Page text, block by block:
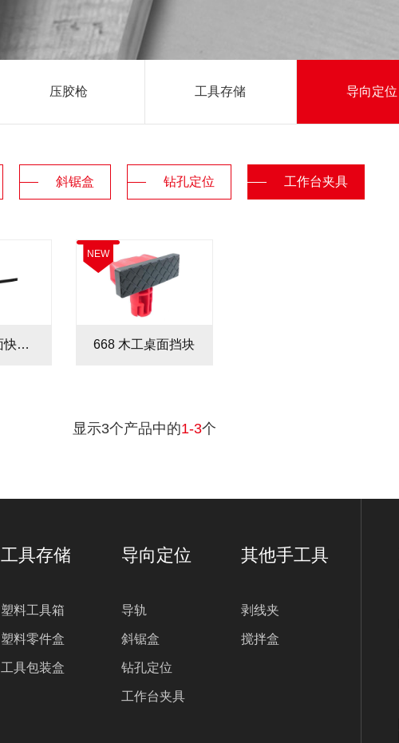
压胶枪 工具存储 导向定位
斜锯盒 钻孔定位 工作台夹具
662 垂直桌面快速夹
NEW
668 木工桌面挡块
显示3个产品中的1-3个
工具存储
塑料工具箱
塑料零件盒
工具包装盒
导向定位
导轨
斜锯盒
钻孔定位
工作台夹具
其他手工具
剥线夹
搅拌盒